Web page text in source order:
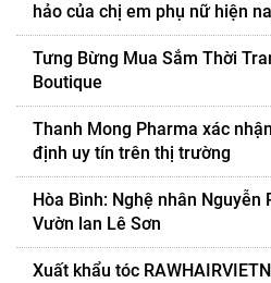
hảo của chị em phụ nữ hiện
Tưng Bừng Mua Sắm Thời
Boutique
Thanh Mong Pharma xác
định uy tín trên thị trường
Hòa Bình: Nghệ nhân Nguyễn
Vườn lan Lê Sơn
Xuất khẩu tóc